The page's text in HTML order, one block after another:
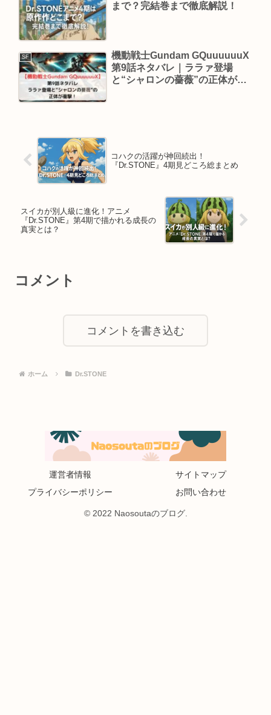
まで？完結巻まで徹底解説！
SF
機動戦士Gundam GQuuuuuuX
第9話ネタバレ｜ララァ登場
と“シャロンの薔薇”の正体が衝
コハクの活躍が神回続出！
『Dr.STONE』4期見どころ総まとめ
スイカが別人級に進化！アニメ
『Dr.STONE』第4期で描かれる成長の
真実とは？
コメント
コメントを書き込む
ホーム Dr.STONE
運営者情報
サイトマップ
プライバシーポリシー
お問い合わせ
© 2022 Naosoutaのブログ.